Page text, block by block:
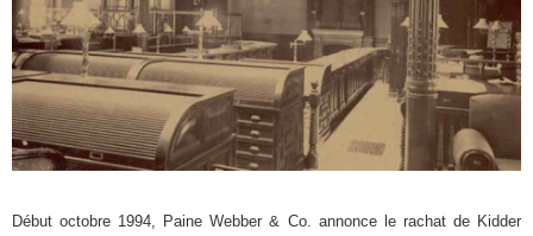
Début octobre 1994, Paine Webber & Co. annonce le rachat de Kidder